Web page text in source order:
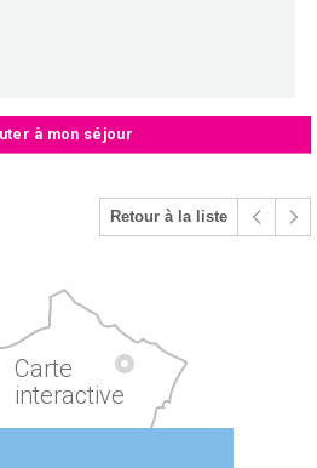
à mon séjour
Retour à la liste
Carte
interactive